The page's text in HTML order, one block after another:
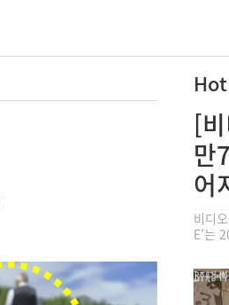
[
만
어
비디
E’는